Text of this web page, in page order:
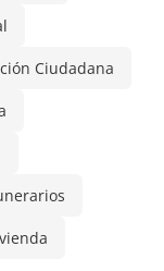
Ciudadana